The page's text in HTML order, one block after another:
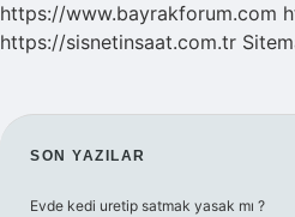
https://www.bayrakforum.com
https://sisnetinsaat.com.tr
SIDEBAR
SON YAZILAR
Evde kedi uretip satmak yasak mı ?